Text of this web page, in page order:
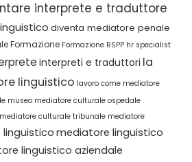
interprete e traduttore
diventa mediatore penale
Formazione Formazione RSPP hr specialist
interpreti e traduttori la
linguistico lavoro come mediatore
museo mediatore culturale ospedale
mediatore culturale tribunale mediatore
mediatore linguistico
linguistico aziendale